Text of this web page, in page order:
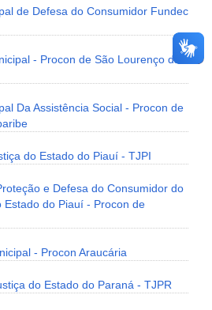
de Defesa do Consumidor Fundec
- Procon de São Lourenço da
Da Assistência Social - Procon de
do Estado do Piauí - TJPI
e Defesa do Consumidor do
Estado do Piauí - Procon de
- Procon Araucária
do Estado do Paraná - TJPR